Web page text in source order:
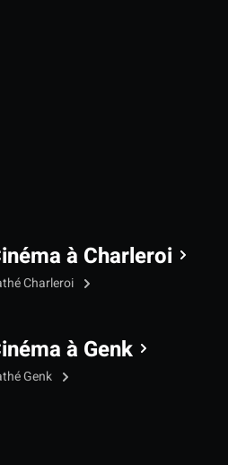
à Charleroi
Charleroi
à Genk
Genk